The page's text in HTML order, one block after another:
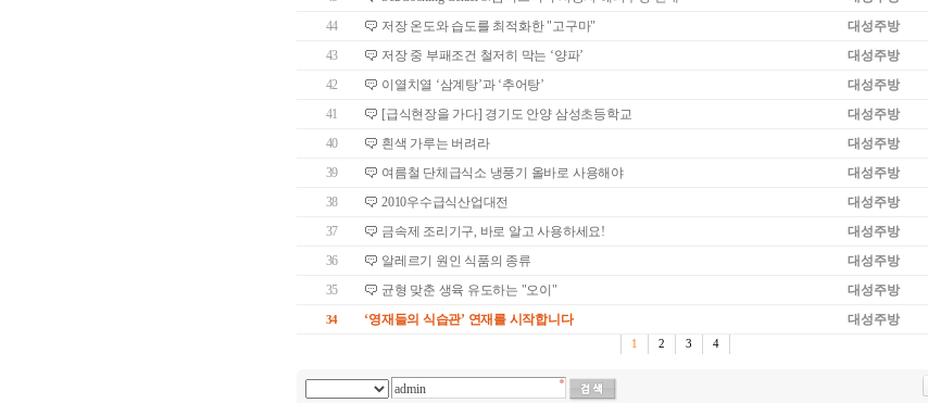
44
저장 온도와 습도를 최적화한 "고구마" 대성주방
43
저장 중 부패조건 철저히 막는 ‘양파’ 대성주방
42
이열치열 ‘삼계탕’과 ‘추어탕’ 대성주방
41
[급식현장을 가다] 경기도 안양 삼성초등학교 대성주방
40
흰색 가루는 버려라 대성주방
39
여름철 단체급식소 냉풍기 올바로 사용해야 대성주방
38
2010우수급식산업대전 대성주방
37
금속제 조리기구, 바로 알고 사용하세요! 대성주방
36
알레르기 원인 식품의 종류 대성주방
35
균형 맞춘 생육 유도하는 "오이" 대성주방
34 ‘영재들의 식습관’ 연재를 시작합니다 대성주방
1 2 3 4